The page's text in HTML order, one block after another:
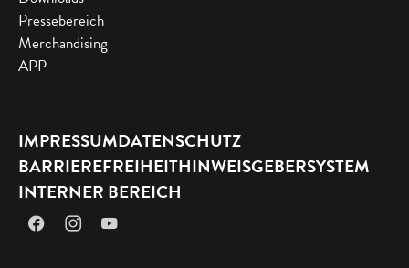
Pressebereich
Merchandising
APP
IMPRESSUMDATENSCHUTZ
BARRIEREFREIHEITHINWEISGEBERSYSTEM
INTERNER BEREICH
FacebookInstagramYouTube